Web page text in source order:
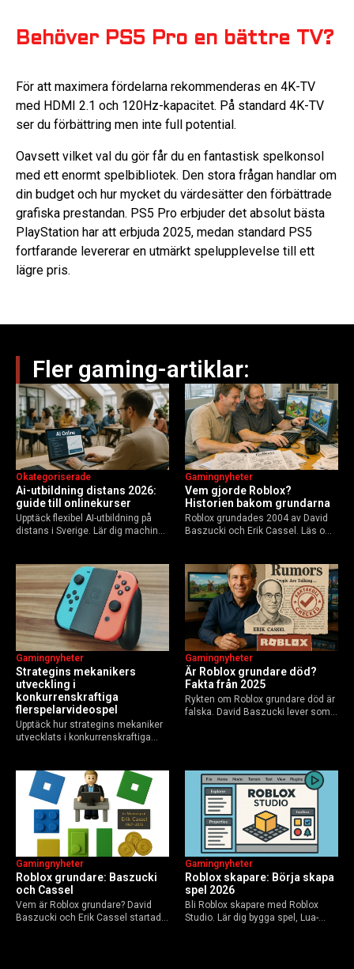
Behöver PS5 Pro en bättre TV?
För att maximera fördelarna rekommenderas en 4K-TV
med HDMI 2.1 och 120Hz-kapacitet. På standard 4K-TV
ser du förbättring men inte full potential.
Oavsett vilket val du gör får du en fantastisk spelkonsol
med ett enormt spelbibliotek. Den stora frågan handlar om
din budget och hur mycket du värdesätter den förbättrade
grafiska prestandan. PS5 Pro erbjuder det absolut bästa
PlayStation har att erbjuda 2025, medan standard PS5
fortfarande levererar en utmärkt spelupplevelse till ett
lägre pris.
Fler gaming-artiklar:
Ai-utbildning distans 2026:
guide till onlinekurser
Okategoriserade
Upptäck flexibel AI-utbildning på
distans i Sverige. Lär dig machine
Guide för nybörjare och
yrkesverksamma som vill bygga…
Vem gjorde Roblox?
Historien bakom grundarna
Gamingnyheter
Roblox grundades 2004 av David
Baszucki och Erik Cassel. Läs om
användare 2025, och vad som
händer inför 2026.
Strategins mekanikers
utveckling i
konkurrenskraftiga
flerspelarvideospel
Gamingnyheter
Upptäck hur strategins mekaniker
utvecklats i konkurrenskraftiga
AI-drivna innovationer.
Är Roblox grundare död?
Fakta från 2025
Gamingnyheter
Rykten om Roblox grundare död är
falska. David Baszucki lever som
Roblox grundare: Baszucki
och Cassel
Gamingnyheter
Vem är Roblox grundare? David
Baszucki och Erik Cassel startade
Roblox skapare: Börja skapa
spel 2026
Gamingnyheter
Bli Roblox skapare med Roblox
Studio. Lär dig bygga spel, Lua-